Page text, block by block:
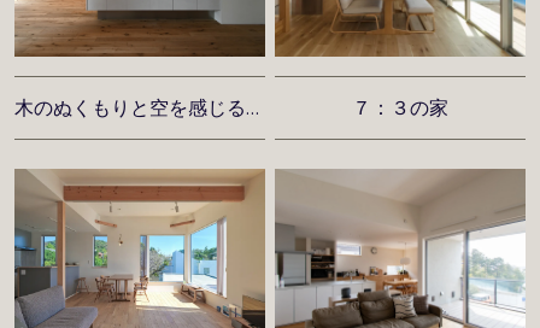
木のぬくもりと空を感じる暮らし ７：３の家